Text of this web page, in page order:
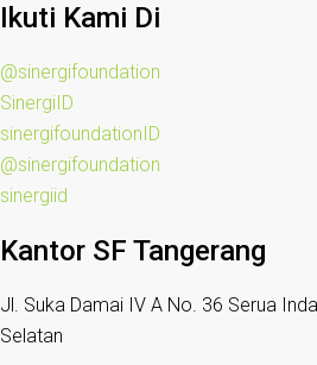
Ikuti Kami Di
@sinergifoundation
SinergiID
sinergifoundationID
@sinergifoundation
sinergiid
Kantor SF Tangerang
Jl. Suka Damai IV A No. 36 Serua
Selatan